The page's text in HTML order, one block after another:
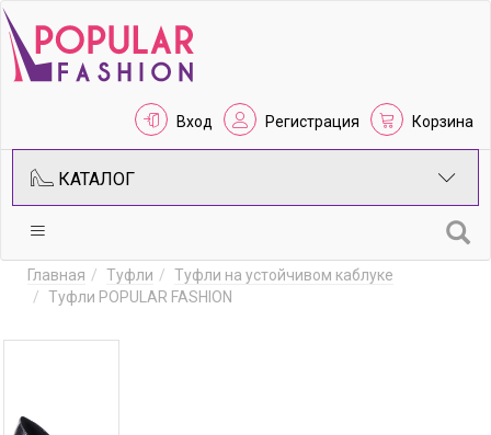
Вход Регистрация Корзина
КАТАЛОГ
Главная Туфли
Туфли на устойчивом каблуке
Туфли POPULAR FASHION